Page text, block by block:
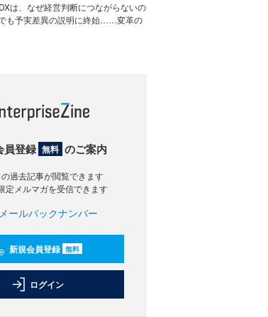
は、なぜ経営判断につながらないの
も予実差異の説明に終始……変革の
員登録 無料 のご案内
の過去記事が閲覧できます
定メルマガを受信できます
メールバックナンバー
新規会員登録 無料
ログイン